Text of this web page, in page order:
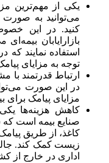
یکی از مهم‌ترین
می‌توانید به صورت
کنید. در این
بازارایابان
استفاده نمایند که
توجه به مزایای
ارتباط قدرتمند با
در این صورت
مزایای پیامک برای
کاهش هزینه‌ها
صنایع بیمه است که
کاغذ، از طریق
زیست کمک کند.
اداری در خارج از